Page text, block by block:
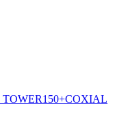
TOWER150+COXIAL